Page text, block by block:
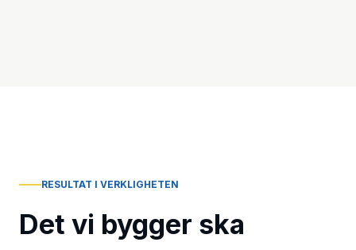
RESULTAT I VERKLIGHETEN
Det vi bygger ska